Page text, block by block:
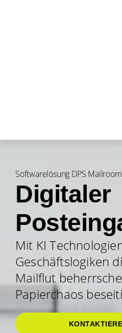
Softwarelösung DPS Mailroom
Digitaler
Mit KI
Geschäftslogiken
Mailflut
Papierchaos